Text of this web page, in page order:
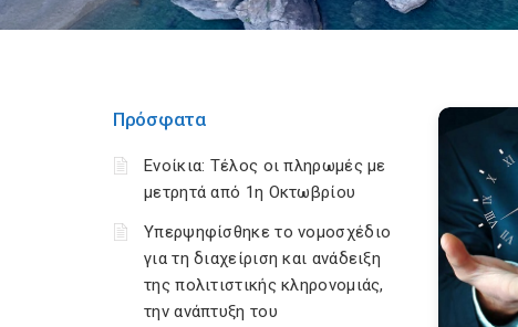
Πρόσφατα
Ενοίκια: Τέλος οι πληρωμές με
μετρητά από 1η Οκτωβρίου
Υπερψηφίσθηκε το νομοσχέδιο
για τη διαχείριση και ανάδειξη
της πολιτιστικής κληρονομιάς,
την ανάπτυξη του